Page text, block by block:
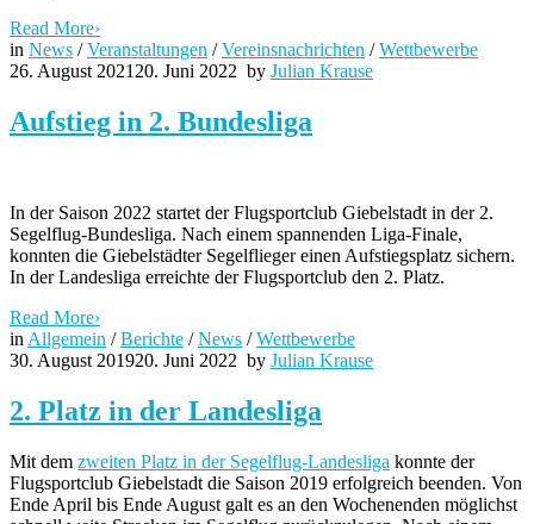
Read More›
in News /Veranstaltungen /Vereinsnachrichten /Wettbewerbe
26. August 2021 20. Juni 2022 by Julian Krause
Aufstieg in 2. Bundesliga
In der Saison 2022 startet der Flugsportclub Giebelstadt in der 2.
Segelflug-Bundesliga. Nach einem spannenden Liga-Finale,
konnten die Giebelstädter Segelflieger einen Aufstiegsplatz sichern.
In der Landesliga erreichte der Flugsportclub den 2. Platz.
Read More›
in Allgemein /Berichte /News /Wettbewerbe
30. August 201920. Juni 2022 by Julian Krause
2. Platz in der Landesliga
Mit dem zweiten Platz in der Segelflug-Landesliga konnte der
Flugsportclub Giebelstadt die Saison 2019 erfolgreich beenden. Von
Ende April bis Ende August galt es an den Wochenenden möglichst